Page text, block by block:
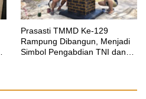
Prasasti TMMD Ke-129
Rampung Dibangun, Menjadi
Simbol Pengabdian TNI dan